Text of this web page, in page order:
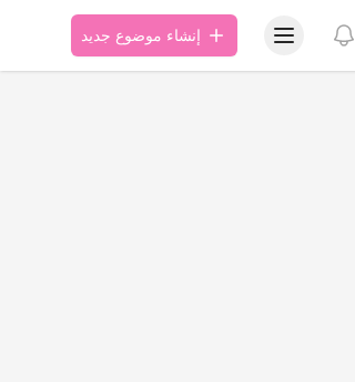
عرض الإشعاراتعرض قائمة المستخدمإنشاء موضوع جديد